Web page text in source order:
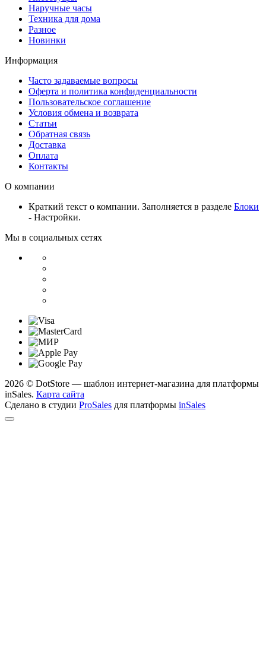
Наручные часы
Техника для дома
Разное
Новинки
Информация
Часто задаваемые вопросы
Оферта и политика конфиденциальности
Пользовательское соглашение
Условия обмена и возврата
Статьи
Обратная связь
Доставка
Оплата
Контакты
О компании
Краткий текст о компании. Заполняется в разделе Блоки
- Настройки.
Мы в социальных сетях
2026 © DotStore — шаблон интернет-магазина для платформы
inSales. Карта сайта
Сделано в студии ProSales для платформы inSales